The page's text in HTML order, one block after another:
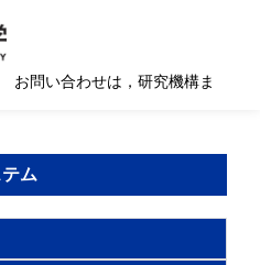
お問い合わせは，研究機構ま
ム